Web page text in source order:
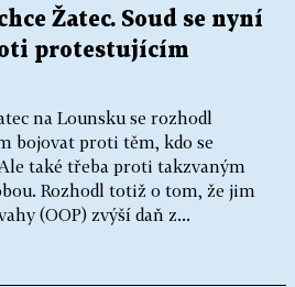
Žatec. Soud se nyní
protestujícím
na Lounsku se rozhodl
bojovat proti těm, kdo se
také třeba proti takzvaným
Rozhodl totiž o tom, že jim
(OOP) zvýší daň z...